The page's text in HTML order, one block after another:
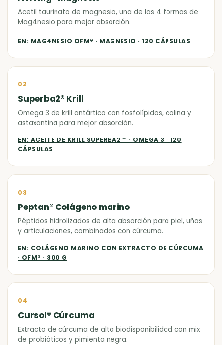
Acetil taurinato de magnesio, una de las 4 formas de
Mag4nesio para mejor absorción.
EN: MAG4NESIO OFM® · MAGNESIO · 120 CÁPSULAS
02
Superba2® Krill
Omega 3 de krill antártico con fosfolípidos, colina y
astaxantina para mejor absorción.
EN: ACEITE DE KRILL SUPERBA2™ · OMEGA 3 · 120
CÁPSULAS
03
Peptan® Colágeno marino
Péptidos hidrolizados de alta absorción para piel, uñas
y articulaciones, combinados con cúrcuma.
EN: COLÁGENO MARINO CON EXTRACTO DE CÚRCUMA
· OFM® · 300 G
04
Cursol® Cúrcuma
Extracto de cúrcuma de alta biodisponibilidad con mix
de probióticos y pimienta negra.